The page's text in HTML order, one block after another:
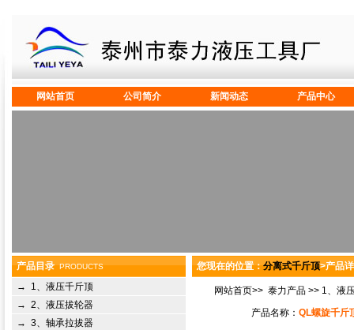
网站首页 公司简介 新闻动态 产品中心
产品目录PRODUCTS
→
1、液压千斤顶
→ 2、液压拔轮器
→ 3、轴承拉拔器
您现在的位置：分离式千斤顶>产品
网站首页>> 泰力产品 >> 1、液
产品名称： QL螺旋千斤